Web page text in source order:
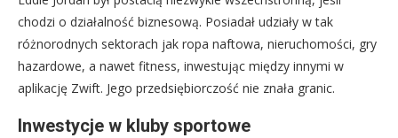
chodzi o działalność biznesową. Posiadał udziały w tak
różnorodnych sektorach jak ropa naftowa, nieruchomości, gry
hazardowe, a nawet fitness, inwestując między innymi w
aplikację Zwift. Jego przedsiębiorczość nie znała granic.
Inwestycje w kluby sportowe